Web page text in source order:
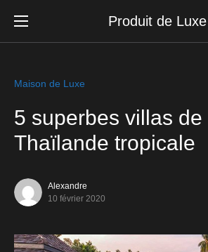
Produit de Luxe
Maison de Luxe
5 superbes villas de
Thaïlande tropicale
Alexandre
10 février 2020